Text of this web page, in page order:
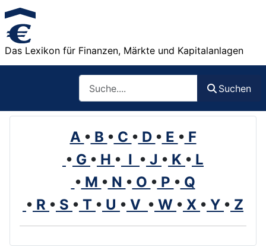
Das Lexikon für Finanzen, Märkte und Kapitalanlagen
Suchen
A • B • C • D • E • F
• G • H • I • J • K • L
• M • N • O • P • Q
• R • S • T • U • V • W • X • Y • Z